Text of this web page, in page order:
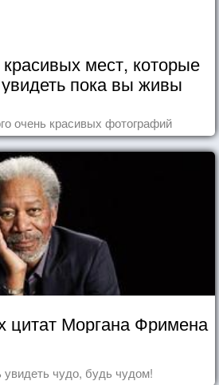
мест, которые
пока вы живы
очень красивых фотографий
цитат Моргана Фримена
чудо, будь чудом!